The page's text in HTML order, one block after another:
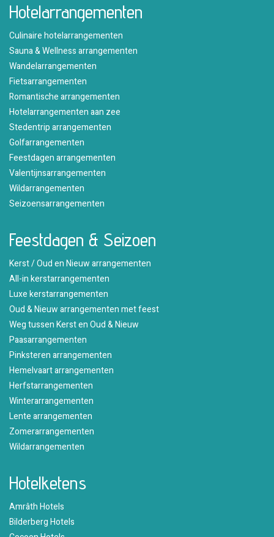
Hotelarrangementen
Culinaire hotelarrangementen
Sauna & Wellness arrangementen
Wandelarrangementen
Fietsarrangementen
Romantische arrangementen
Hotelarrangementen aan zee
Stedentrip arrangementen
Golfarrangementen
Feestdagen arrangementen
Valentijnsarrangementen
Wildarrangementen
Seizoensarrangementen
Feestdagen & Seizoen
Kerst / Oud en Nieuw arrangementen
All-in kerstarrangementen
Luxe kerstarrangementen
Oud & Nieuw arrangementen met feest
Weg tussen Kerst en Oud & Nieuw
Paasarrangementen
Pinksteren arrangementen
Hemelvaart arrangementen
Herfstarrangementen
Winterarrangementen
Lente arrangementen
Zomerarrangementen
Wildarrangementen
Hotelketens
Amrâth Hotels
Bilderberg Hotels